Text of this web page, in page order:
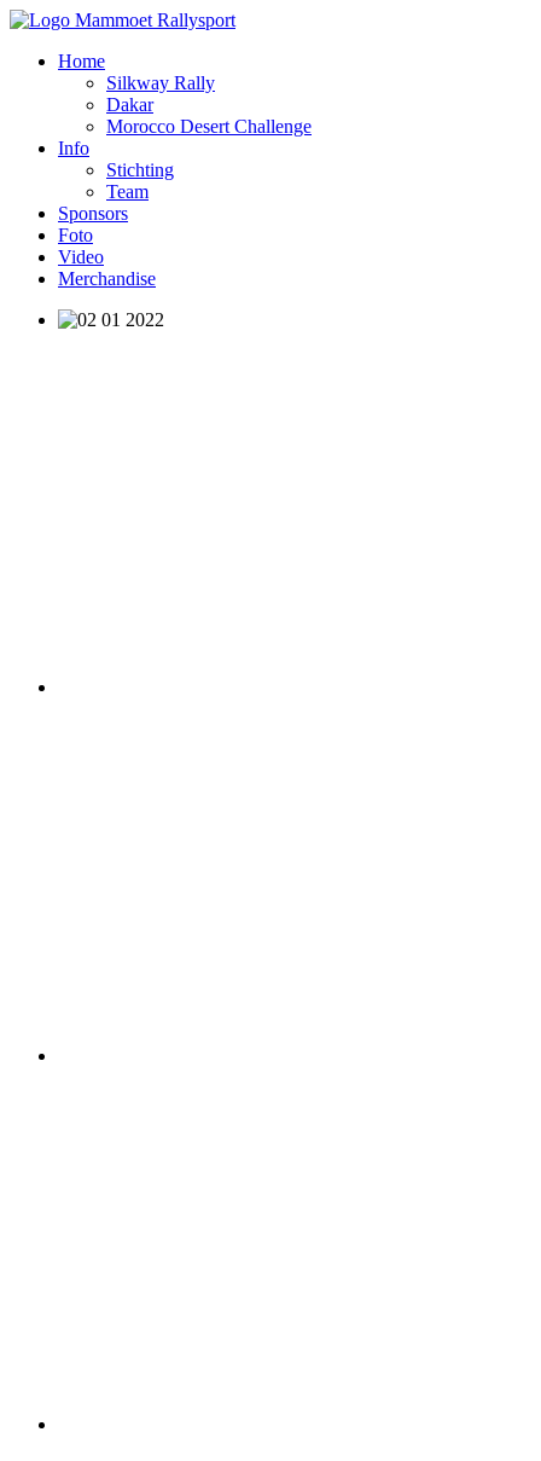
Home
Silkway Rally
Dakar
Morocco Desert Challenge
Info
Stichting
Team
Sponsors
Foto
Video
Merchandise